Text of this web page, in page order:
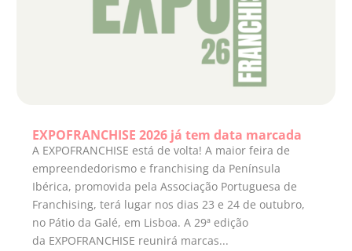
EXPOFRANCHISE 2026 já tem data marcada
A EXPOFRANCHISE está de volta! A maior feira de
empreendedorismo e franchising da Península
Ibérica, promovida pela Associação Portuguesa de
Franchising, terá lugar nos dias 23 e 24 de outubro,
no Pátio da Galé, em Lisboa. A 29ª edição
da EXPOFRANCHISE reunirá marcas...